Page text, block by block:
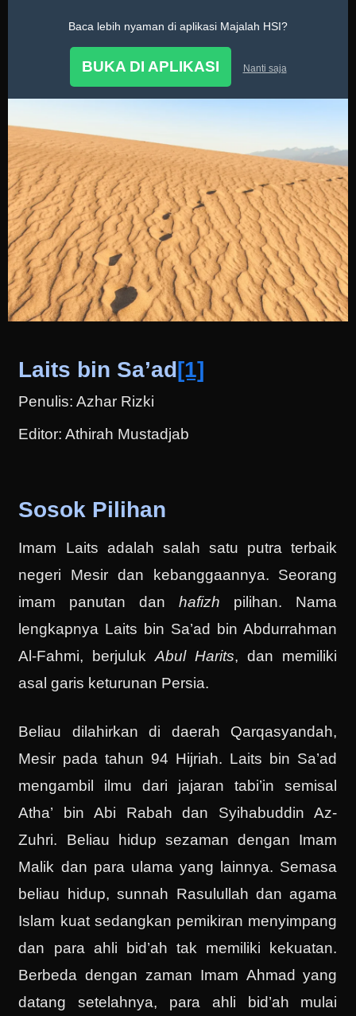
Baca lebih nyaman di aplikasi Majalah HSI?
BUKA DI APLIKASI Nanti saja
Laits bin Sa’ad[1]
Penulis: Azhar Rizki
Editor: Athirah Mustadjab
Sosok Pilihan
Imam Laits adalah salah satu putra terbaik
negeri Mesir dan kebanggaannya. Seorang
imam panutan danhafizh pilihan. Nama
lengkapnya Laits bin Sa’ad bin Abdurrahman
Al-Fahmi, berjulukAbul Harits, dan memiliki
asal garis keturunan Persia.
Beliau dilahirkan di daerah Qarqasyandah,
Mesir pada tahun 94 Hijriah. Laits bin Sa’ad
mengambil ilmu dari jajaran tabi’in semisal
Atha’ bin Abi Rabah dan Syihabuddin Az-
Zuhri. Beliau hidup sezaman dengan Imam
Malik dan para ulama yang lainnya. Semasa
beliau hidup, sunnah Rasulullah dan agama
Islam kuat sedangkan pemikiran menyimpang
dan para ahli bid’ah tak memiliki kekuatan.
Berbeda dengan zaman Imam Ahmad yang
datang setelahnya, para ahli bid’ah mulai